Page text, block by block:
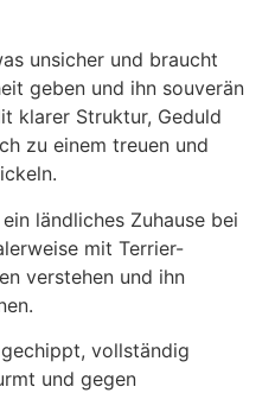
unsicher und braucht
geben und ihn souverän
klarer Struktur, Geduld
zu einem treuen und
ländliches Zuhause bei
mit Terrier-
verstehen und ihn
vollständig
und gegen